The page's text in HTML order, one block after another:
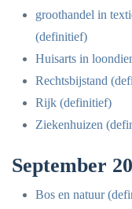
groothandel in
(definitief)
Huisarts in
Rechtsbijstand
Rijk (definitief)
Ziekenhuizen
September
Bos en natuur